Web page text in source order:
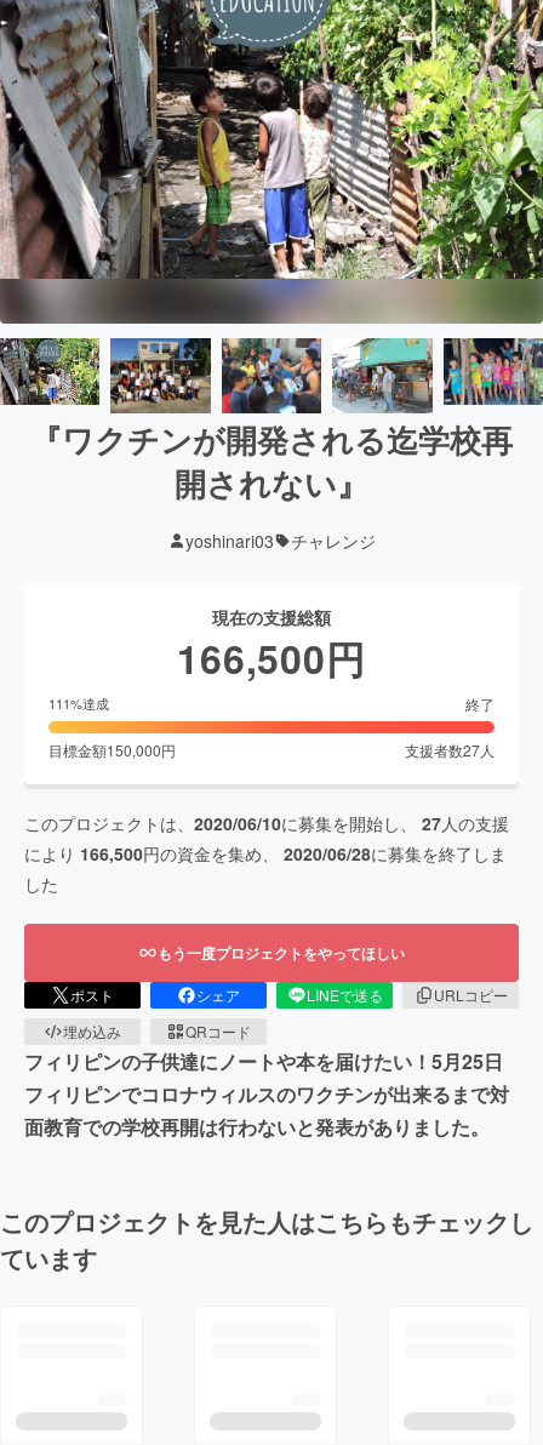
『ワクチンが開発される迄学校再
開されない』
yoshinari03 チャレンジ
現在の支援総額
166,500円
111%達成 終了
目標金額150,000円 支援者数27人
このプロジェクトは、 2020/06/10に募集を開始し、 27人の支援
により 166,500円の資金を集め、 2020/06/28に募集を終了しま
した
もう一度プロジェクトをやってほしい
ポスト シェア LINEで送る
URLコピー
埋め込み
QRコード
フィリピンの子供達にノートや本を届けたい！5月25日
フィリピンでコロナウィルスのワクチンが出来るまで対
面教育での学校再開は行わないと発表がありました。
このプロジェクトを見た人はこちらもチェックし
ています